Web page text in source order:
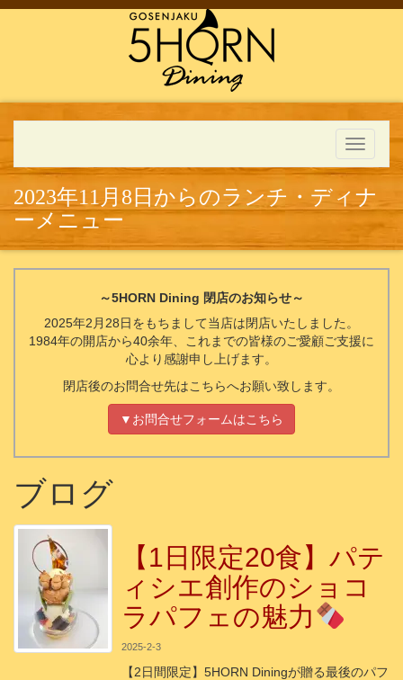
Toggle
2023年11月8日からのランチ・ディナ
ーメニュー
～5HORN Dining 閉店のお知らせ～
2025年2月28日をもちまして当店は閉店いたしました。
1984年の開店から40余年、これまでの皆様のご愛顧ご支援に
心より感謝申し上げます。
閉店後のお問合せ先はこちらへお願い致します。
▼お問合せフォームはこちら
ブログ
【1日限定20食】パテ
ィシエ創作のショコ
ラパフェの魅力
2025-2-3
【2日間限定】5HORN Diningが贈る最後のパフ